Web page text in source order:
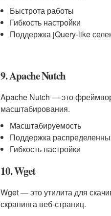
Быстрота работы
Гибкость настройки
Поддержка jQuery-like
9. Apache Nutch
Apache Nutch — это
масштабирования.
Масштабируемость
Поддержка
Гибкость настройки
10. Wget
Wget — это утилита для
скрапинга веб-страниц.